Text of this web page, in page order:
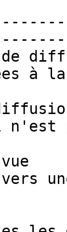
de
à
n'est
de